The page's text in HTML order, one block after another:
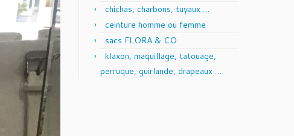
chichas, charbons, tuyaux …
ceinture homme ou femme
sacs FLORA & CO
klaxon, maquillage, tatouage,
perruque, guirlande, drapeaux …